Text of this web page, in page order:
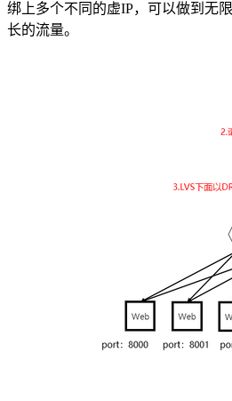
绑上多个不同的虚IP，可以做到无
长的流量。